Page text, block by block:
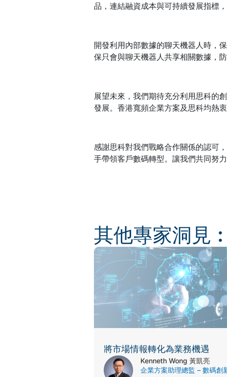
品，連結融資成本與可持續發展指標
開發利用內部數據的聊天機器人時，
保只會與聊天機器人共享相關數據，防
展望未來，我們期待充分利用思科的
發展。香港寬頻企業方案及思科均熱
感謝思科對我們戰略合作關係的認可
手帶領客戶數碼轉型。讓我們共同努
其他專家洞見︰
將市場情報轉化為業務機遇
Kenneth Wong 黃凱亮
企業方案助理總監 – 數碼創